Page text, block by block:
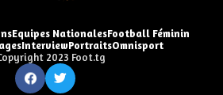
Equipes NationalesFootball Féminin
InterviewPortraitsOmnisport
2023 Foot.tg